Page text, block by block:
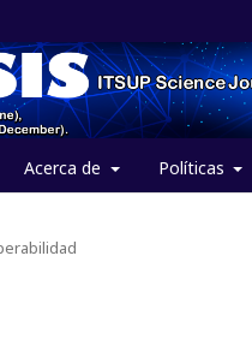
Acerca de Políticas